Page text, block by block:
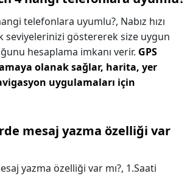
telefonlara uyumlu?, Nabız hızı
seviyelerinizi göstererek size uygun
hesaplama imkanı verir. GPS
olanak sağlar, harita, yer
uygulamaları için
mesaj yazma özelliği var
yazma özelliği var mı?, 1.Saati